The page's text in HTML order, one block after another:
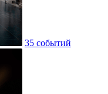
35 событий